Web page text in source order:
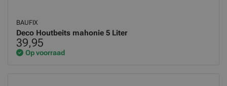
BAUFIX
Deco Houtbeits mahonie 5 Liter
39,95
Op voorraad